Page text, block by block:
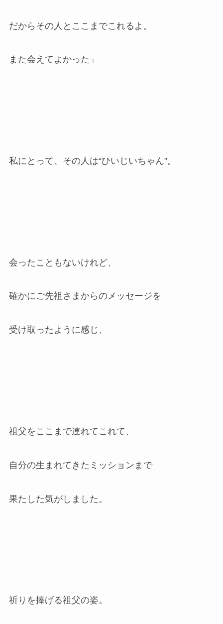
だからその人とここまでこれるよ。
また会えてよかった」
私にとって、その人は“ひいじいちゃん”。
会ったこともないけれど、
確かにご先祖さまからのメッセージを
受け取ったように感じ、
祖父をここまで連れてこれて、
自分の生まれてきたミッションまで
果たした気がしました。
祈りを捧げる祖父の姿。